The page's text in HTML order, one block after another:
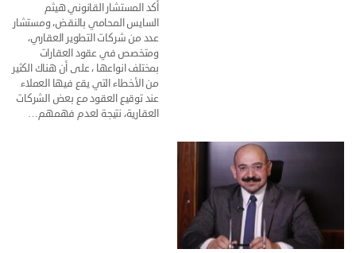
أكد المستشار القانوني هيثم
السايس المحامي بالنقض، ومستشار
عدد من شركات التطوير العقاري،
ومتخصص في عقود العقارات
بمختلف انواعها ، على أن هناك الكثير
من الأخطاء التي يقع فيها العملاء
عند توقيع العقود مع بعض الشركات
العقارية، نتيجة لعدم فهمهم…